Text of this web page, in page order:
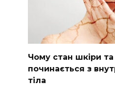
Чому стан шкіри
починається з
тіла